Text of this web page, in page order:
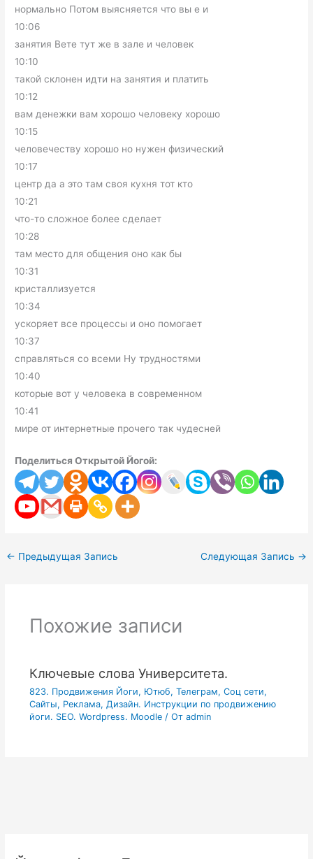
нормально Потом выясняется что вы е и
10:06
занятия Вете тут же в зале и человек
10:10
такой склонен идти на занятия и платить
10:12
вам денежки вам хорошо человеку хорошо
10:15
человечеству хорошо но нужен физический
10:17
центр да а это там своя кухня тот кто
10:21
что-то сложное более сделает
10:28
там место для общения оно как бы
10:31
кристаллизуется
10:34
ускоряет все процессы и оно помогает
10:37
справляться со всеми Ну трудностями
10:40
которые вот у человека в современном
10:41
мире от интернетные прочего так чудесней
Поделиться Открытой Йогой:
← Предыдущая Запись Следующая Запись →
Похожие записи
Ключевые слова Университета.
823. Продвижения Йоги, Ютюб, Телеграм, Соц сети,
Сайты, Реклама, Дизайн. Инструкции по продвижению
йоги. SEO. Wordpress. Moodle/ От admin